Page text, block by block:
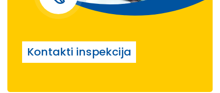
Kontakti inspekcija